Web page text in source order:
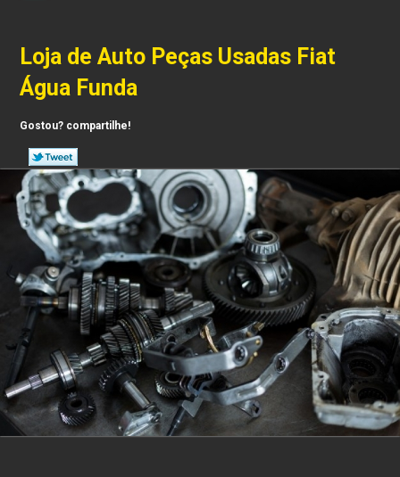
Loja de Auto Peças Usadas Fiat
Água Funda
Gostou? compartilhe!